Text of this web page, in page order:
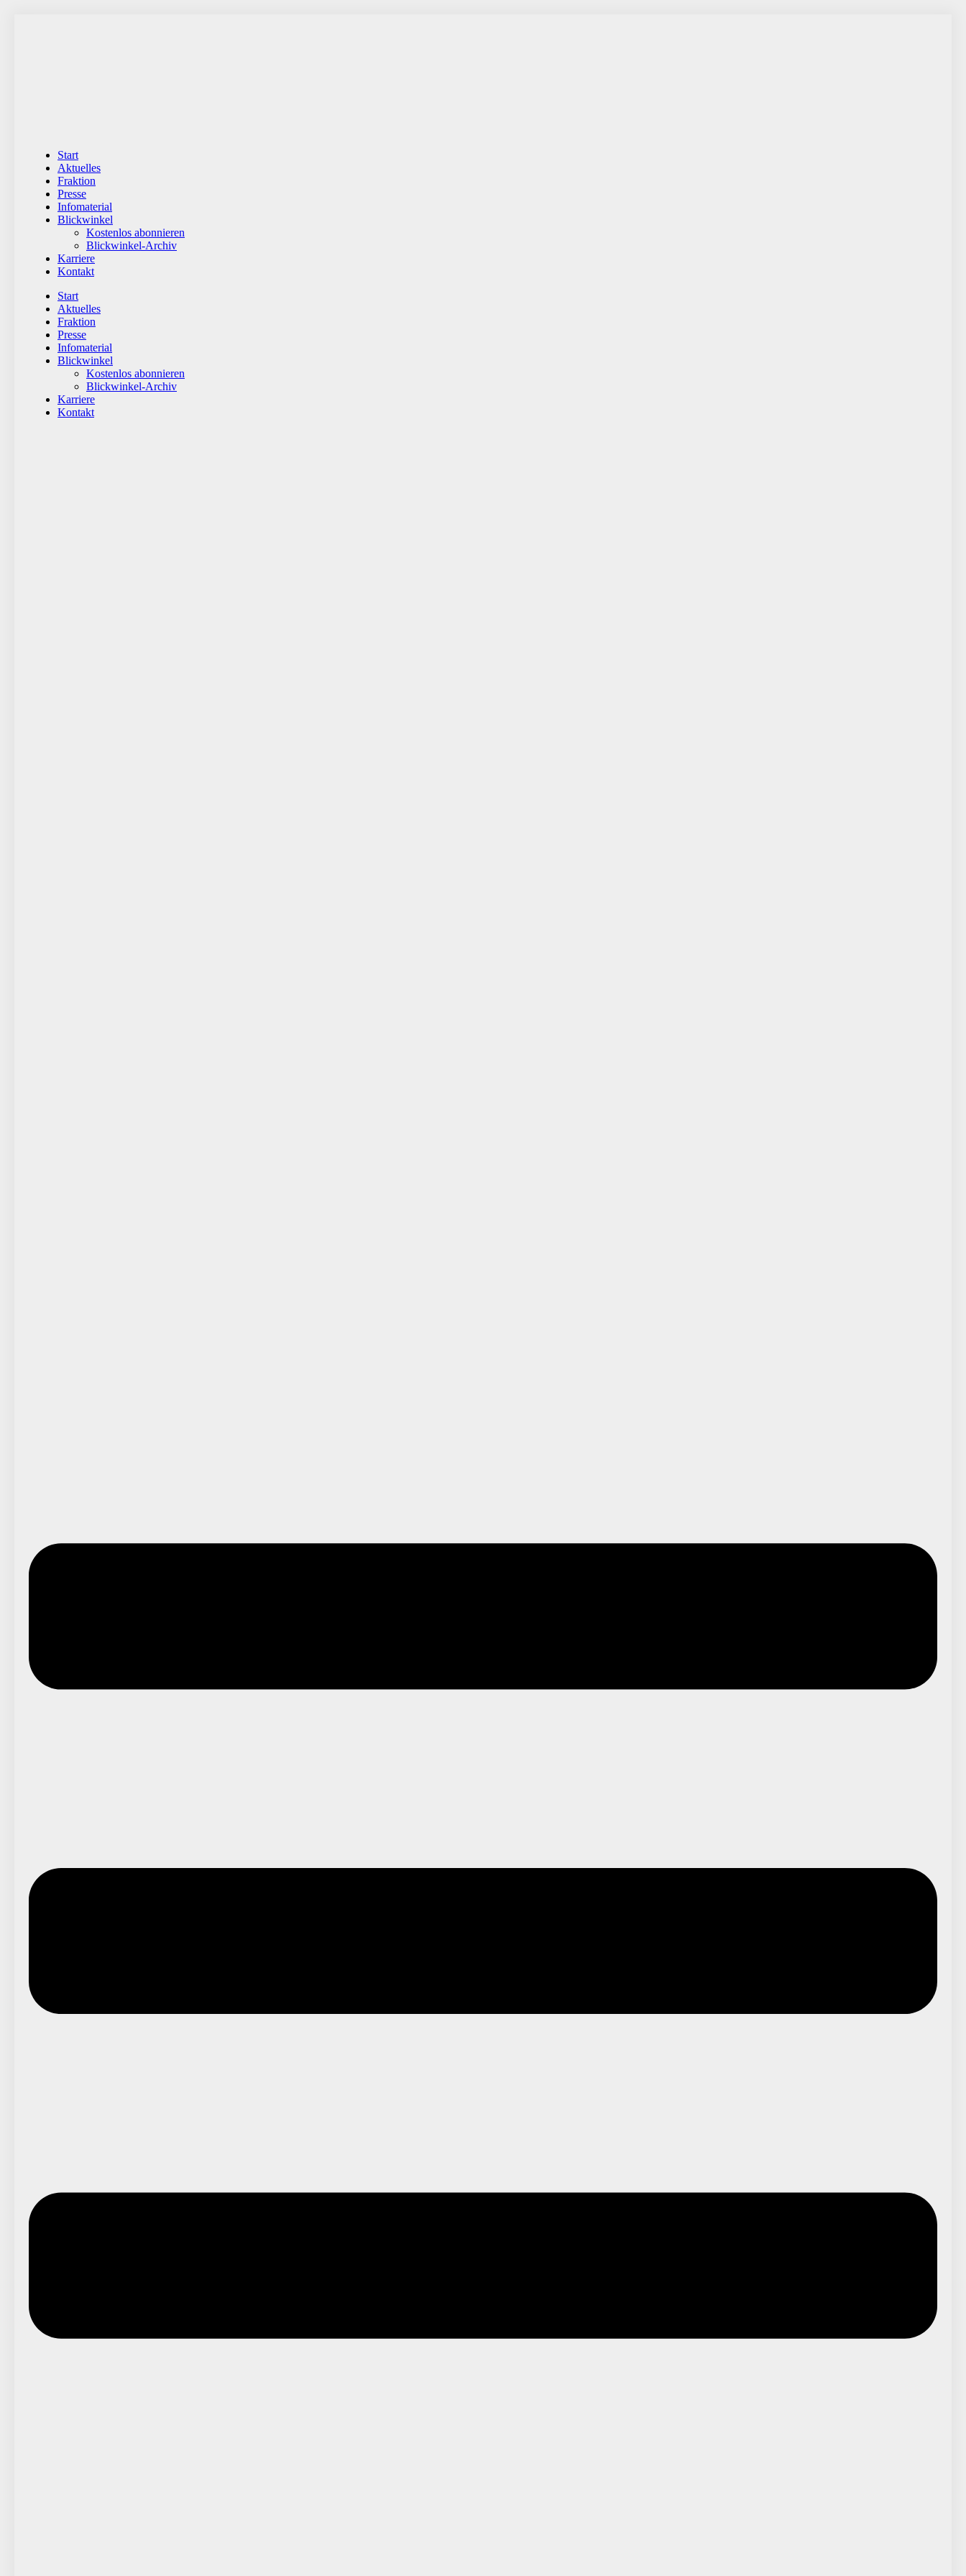
Start
Aktuelles
Fraktion
Presse
Infomaterial
Blickwinkel
Kostenlos abonnieren
Blickwinkel-Archiv
Karriere
Kontakt
Start
Aktuelles
Fraktion
Presse
Infomaterial
Blickwinkel
Kostenlos abonnieren
Blickwinkel-Archiv
Karriere
Kontakt